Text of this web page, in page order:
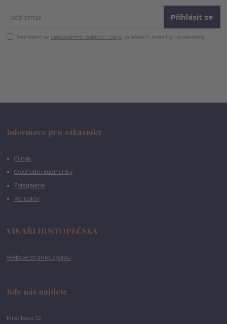
Přihlásit se
Souhlasím se zpracováním osobních údajů za účelem rozesílky newsletteru.
Informace pro zákazníky
O nás
Obchodní podmínky
Fotogalerie
Kontakty
VINAŘI HUSTOPEČSKA
Webové stránky spolku
Kde nás najdete
Mrštíkova 12